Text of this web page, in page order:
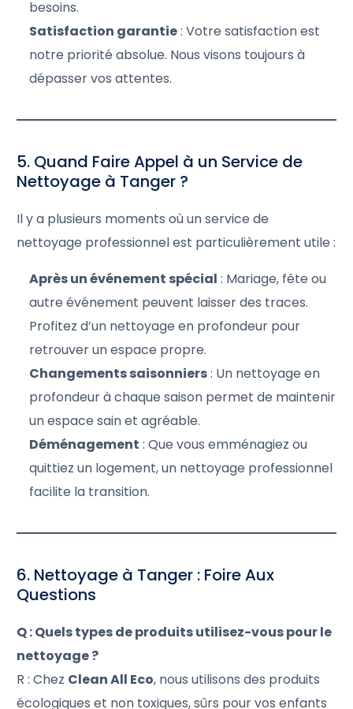
besoins.
Satisfaction garantie: Votre satisfaction est
notre priorité absolue. Nous visons toujours à
dépasser vos attentes.
5. Quand Faire Appel à un Service de
Nettoyage à Tanger ?
Il y a plusieurs moments où un service de
nettoyage professionnel est particulièrement utile :
Après un événement spécial : Mariage, fête ou
autre événement peuvent laisser des traces.
Profitez d’un nettoyage en profondeur pour
retrouver un espace propre.
Changements saisonniers: Un nettoyage en
profondeur à chaque saison permet de maintenir
un espace sain et agréable.
Déménagement : Que vous emménagiez ou
quittiez un logement, un nettoyage professionnel
facilite la transition.
6. Nettoyage à Tanger : Foire Aux
Questions
Q : Quels types de produits utilisez-vous pour le
nettoyage ?
R : Chez Clean All Eco, nous utilisons des produits
écologiques et non toxiques, sûrs pour vos enfants